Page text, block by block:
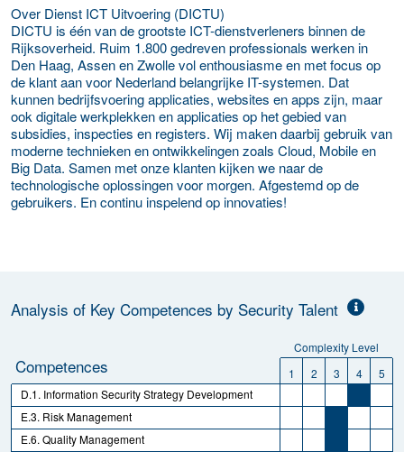
Over Dienst ICT Uitvoering (DICTU)
DICTU is één van de grootste ICT-dienstverleners binnen de
Rijksoverheid. Ruim 1.800 gedreven professionals werken in
Den Haag, Assen en Zwolle vol enthousiasme en met focus op
de klant aan voor Nederland belangrijke IT-systemen. Dat
kunnen bedrijfsvoering applicaties, websites en apps zijn, maar
ook digitale werkplekken en applicaties op het gebied van
subsidies, inspecties en registers. Wij maken daarbij gebruik van
moderne technieken en ontwikkelingen zoals Cloud, Mobile en
Big Data. Samen met onze klanten kijken we naar de
technologische oplossingen voor morgen. Afgestemd op de
gebruikers. En continu inspelend op innovaties!
Analysis of Key Competences by Security Talent
Complexity Level
Competences 1 2 3 4
5
D.1. Information Security Strategy Development
E.3. Risk Management
E.6. Quality Management